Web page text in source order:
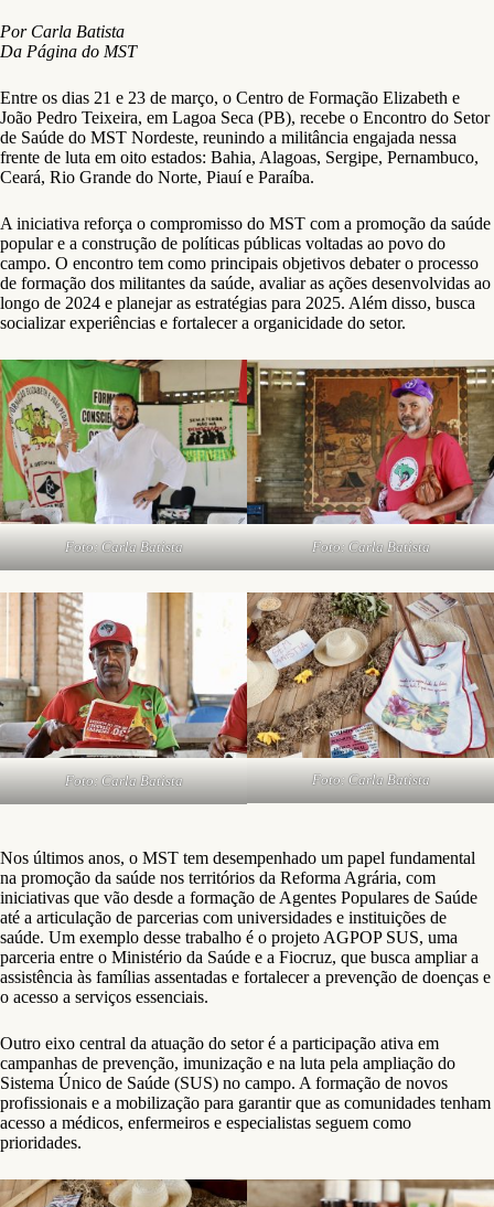
Por Carla Batista
Da Página do MST
Entre os dias 21 e 23 de março, o Centro de Formação Elizabeth e
João Pedro Teixeira, em Lagoa Seca (PB), recebe o Encontro do Setor
de Saúde do MST Nordeste, reunindo a militância engajada nessa
frente de luta em oito estados: Bahia, Alagoas, Sergipe, Pernambuco,
Ceará, Rio Grande do Norte, Piauí e Paraíba.
A iniciativa reforça o compromisso do MST com a promoção da saúde
popular e a construção de políticas públicas voltadas ao povo do
campo. O encontro tem como principais objetivos debater o processo
de formação dos militantes da saúde, avaliar as ações desenvolvidas ao
longo de 2024 e planejar as estratégias para 2025. Além disso, busca
socializar experiências e fortalecer a organicidade do setor.
Foto: Carla Batista Foto: Carla Batista
Foto: Carla Batista Foto: Carla Batista
Nos últimos anos, o MST tem desempenhado um papel fundamental
na promoção da saúde nos territórios da Reforma Agrária, com
iniciativas que vão desde a formação de Agentes Populares de Saúde
até a articulação de parcerias com universidades e instituições de
saúde. Um exemplo desse trabalho é o projeto AGPOP SUS, uma
parceria entre o Ministério da Saúde e a Fiocruz, que busca ampliar a
assistência às famílias assentadas e fortalecer a prevenção de doenças e
o acesso a serviços essenciais.
Outro eixo central da atuação do setor é a participação ativa em
campanhas de prevenção, imunização e na luta pela ampliação do
Sistema Único de Saúde (SUS) no campo. A formação de novos
profissionais e a mobilização para garantir que as comunidades tenham
acesso a médicos, enfermeiros e especialistas seguem como
prioridades.